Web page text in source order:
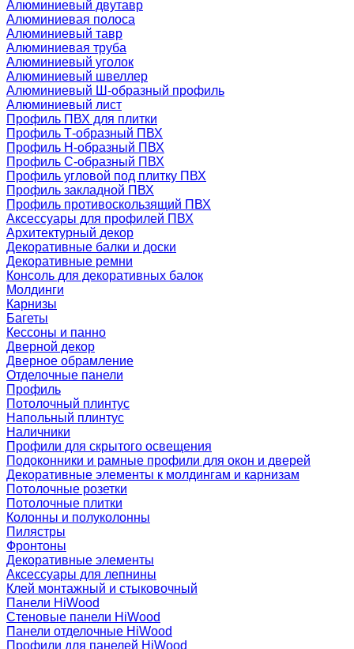
Алюминиевый двутавр
Алюминиевая полоса
Алюминиевый тавр
Алюминиевая труба
Алюминиевый уголок
Алюминиевый швеллер
Алюминиевый Ш-образный профиль
Алюминиевый лист
Профиль ПВХ для плитки
Профиль Т-образный ПВХ
Профиль H-образный ПВХ
Профиль C-образный ПВХ
Профиль угловой под плитку ПВХ
Профиль закладной ПВХ
Профиль противоскользящий ПВХ
Аксессуары для профилей ПВХ
Архитектурный декор
Декоративные балки и доски
Декоративные ремни
Консоль для декоративных балок
Молдинги
Карнизы
Багеты
Кессоны и панно
Дверной декор
Дверное обрамление
Отделочные панели
Профиль
Потолочный плинтус
Напольный плинтус
Наличники
Профили для скрытого освещения
Подоконники и рамные профили для окон и дверей
Декоративные элементы к молдингам и карнизам
Потолочные розетки
Потолочные плитки
Колонны и полуколонны
Пилястры
Фронтоны
Декоративные элементы
Аксессуары для лепнины
Клей монтажный и стыковочный
Панели HiWood
Стеновые панели HiWood
Панели отделочные HiWood
Профили для панелей HiWood